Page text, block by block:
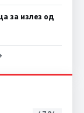
за излез од